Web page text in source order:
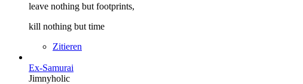
leave nothing but footprints,
kill nothing but time
Zitieren
Ex-Samurai
Jimnyholic